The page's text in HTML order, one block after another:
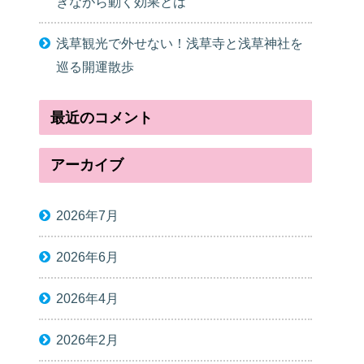
浅草観光で外せない！浅草寺と浅草神社を
巡る開運散歩
最近のコメント
アーカイブ
2026年7月
2026年6月
2026年4月
2026年2月